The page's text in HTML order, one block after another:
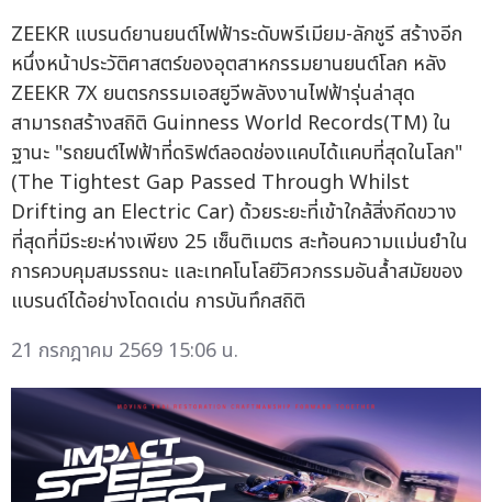
ZEEKR แบรนด์ยานยนต์ไฟฟ้าระดับพรีเมียม-ลักชูรี สร้างอีก
หนึ่งหน้าประวัติศาสตร์ของอุตสาหกรรมยานยนต์โลก หลัง
ZEEKR 7X ยนตรกรรมเอสยูวีพลังงานไฟฟ้ารุ่นล่าสุด
สามารถสร้างสถิติ Guinness World Records(TM) ใน
ฐานะ "รถยนต์ไฟฟ้าที่ดริฟต์ลอดช่องแคบได้แคบที่สุดในโลก"
(The Tightest Gap Passed Through Whilst
Drifting an Electric Car) ด้วยระยะที่เข้าใกล้สิ่งกีดขวาง
ที่สุดที่มีระยะห่างเพียง 25 เซ็นติเมตร สะท้อนความแม่นยำใน
การควบคุมสมรรถนะ และเทคโนโลยีวิศวกรรมอันล้ำสมัยของ
แบรนด์ได้อย่างโดดเด่น การบันทึกสถิติ
21 กรกฎาคม 2569 15:06 น.